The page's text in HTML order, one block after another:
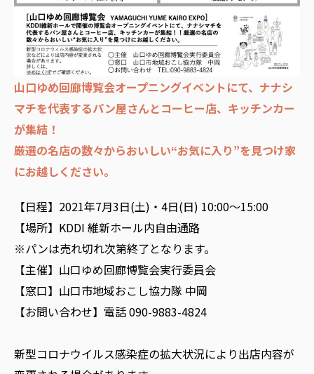
山口ゆめ回廊博覧会オープニングイベントにて、ナナシ
マチを代表するパン屋さんとコーヒー店、キッチンカー
が集結！
厳選の名店の数々からおいしい“お気に入り”を見つけ家
にお越しください。
【日程】2021年7月3日(土)・4日(日) 10:00〜15:00
【場所】KDDI 維新ホール内自由通路
※パンは売れ切れ次第終了となります。
【主催】山口ゆめ回廊博覧会実行委員会
【窓口】山口市地域おこし協力隊 中岡
【お問い合わせ】電話 090-9883-4824
新型コロナウイルス感染症の拡大状況により出店内容が